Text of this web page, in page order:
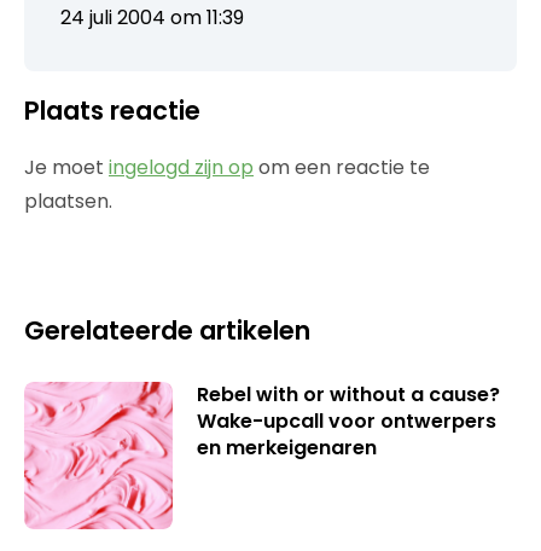
24 juli 2004 om 11:39
Plaats reactie
Je moet ingelogd zijn op om een reactie te
plaatsen.
Gerelateerde artikelen
Rebel with or without a cause?
Wake-upcall voor ontwerpers
en merkeigenaren